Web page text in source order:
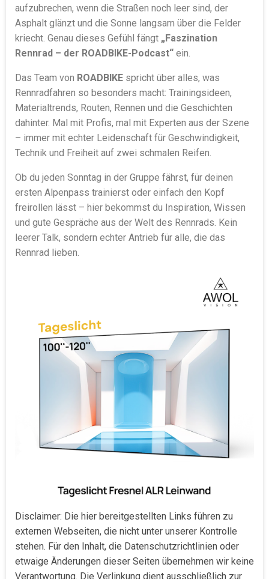
aufzubrechen, wenn die Straßen noch leer sind, der
Asphalt glänzt und die Sonne langsam über die Felder
kriecht. Genau dieses Gefühl fängt „Faszination
Rennrad – der ROADBIKE-Podcast“ ein.
Das Team von ROADBIKE spricht über alles, was
Rennradfahren so besonders macht: Trainingsideen,
Materialtrends, Routen, Rennen und die Geschichten
dahinter. Mal mit Profis, mal mit Experten aus der Szene
– immer mit echter Leidenschaft für Geschwindigkeit,
Technik und Freiheit auf zwei schmalen Reifen.
Ob du jeden Sonntag in der Gruppe fährst, für deinen
ersten Alpenpass trainierst oder einfach den Kopf
freirollen lässt – hier bekommst du Inspiration, Wissen
und gute Gespräche aus der Welt des Rennrads. Kein
leerer Talk, sondern echter Antrieb für alle, die das
Rennrad lieben.
Disclaimer: Die hier bereitgestellten Links führen zu
externen Webseiten, die nicht unter unserer Kontrolle
stehen. Für den Inhalt, die Datenschutzrichtlinien oder
etwaige Änderungen dieser Seiten übernehmen wir keine
Verantwortung. Die Verlinkung dient ausschließlich zur